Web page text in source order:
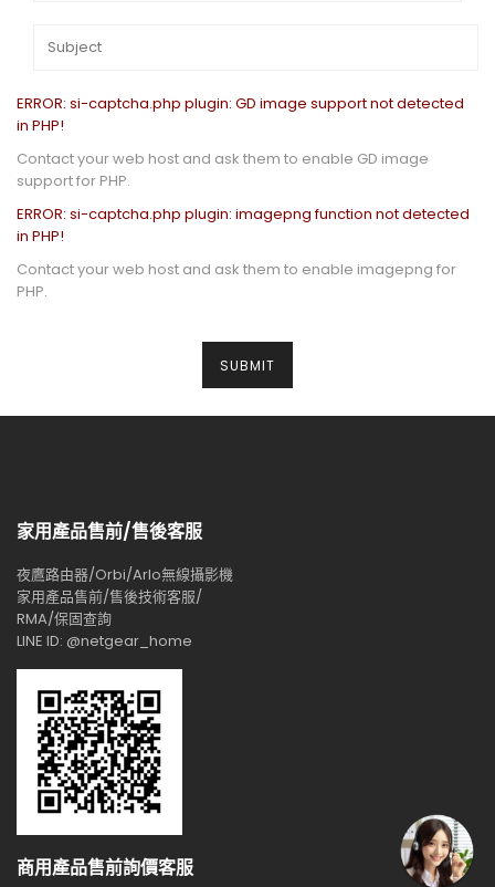
ERROR: si-captcha.php plugin: GD image support not detected
in PHP!
Contact your web host and ask them to enable GD image
support for PHP.
ERROR: si-captcha.php plugin: imagepng function not detected
in PHP!
Contact your web host and ask them to enable imagepng for
PHP.
家用產品售前/售後客服
夜鷹路由器/Orbi/Arlo無線攝影機
家用產品售前/售後技術客服/
RMA/保固查詢
LINE ID: @netgear_home
商用產品售前詢價客服